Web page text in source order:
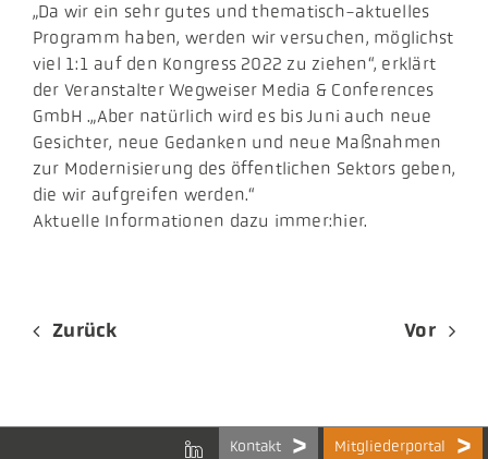
„Da wir ein sehr gutes und thematisch-aktuelles
Programm haben, werden wir versuchen, möglichst
viel 1:1 auf den Kongress 2022 zu ziehen“, erklärt
der Veranstalter Wegweiser Media & Conferences
GmbH .„Aber natürlich wird es bis Juni auch neue
Gesichter, neue Gedanken und neue Maßnahmen
zur Modernisierung des öffentlichen Sektors geben,
die wir aufgreifen werden.“
Aktuelle Informationen dazu immer:hier.
Zurück Vor
Kontakt Mitgliederportal